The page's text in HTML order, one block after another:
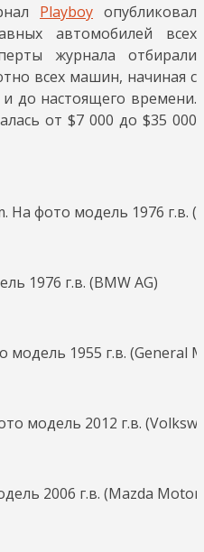
Playboy опубликовал
автомобилей всех
журнала отбирали
всех машин, начиная с
до настоящего времени.
от $7 000 до $35 000
На фото модель 1976 г.в.
1976 г.в. (BMW AG)
модель 1955 г.в. (General
модель 2012 г.в.
2006 г.в. (Mazda